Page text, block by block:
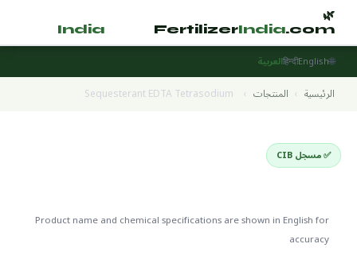
🌿
FertilizerIndia.com
India
🌐
English
हिन्दीالعربية
الرئيسية › المنتجات ›
Sequesterant EDTA Tetrasodium
✅ مسجل CIB
Product name and chemical specifications are shown in English for
accuracy